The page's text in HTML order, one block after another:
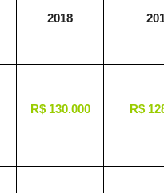
2018
R$ 130.000 R$